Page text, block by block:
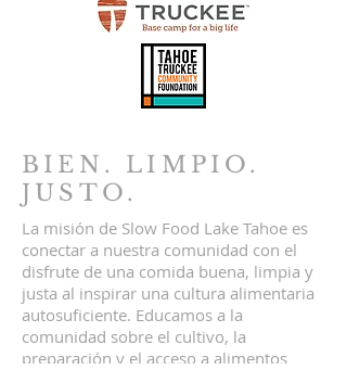
BIEN. LIMPIO.
JUSTO.
La misión de Slow Food Lake Tahoe es
conectar a nuestra comunidad con el
disfrute de una comida buena, limpia y
justa al inspirar una cultura alimentaria
autosuficiente. Educamos a la
comunidad sobre el cultivo, la
preparación y el acceso a alimentos